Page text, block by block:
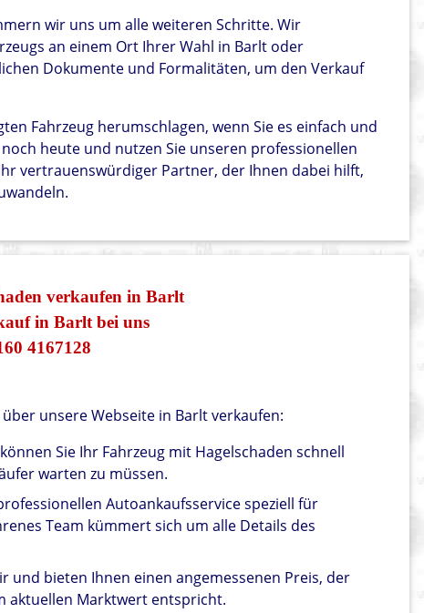
wir uns um alle weiteren Schritte. Wir
an einem Ort Ihrer Wahl in Barlt oder
Dokumente und Formalitäten, um den Verkauf
Fahrzeug herumschlagen, wenn Sie es einfach und
heute und nutzen Sie unseren professionellen
vertrauenswürdiger Partner, der Ihnen dabei hilft,
verkaufen in Barlt
in Barlt bei uns
4167128
unsere Webseite in Barlt verkaufen:
Sie Ihr Fahrzeug mit Hagelschaden schnell
warten zu müssen.
Autoankaufsservice speziell für
Team kümmert sich um alle Details des
und bieten Ihnen einen angemessenen Preis, der
aktuellen Marktwert entspricht.